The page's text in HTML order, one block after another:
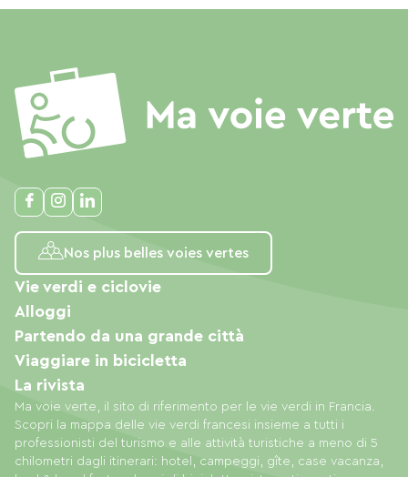
Nos plus belles voies vertes
Ma voie verte, il sito di riferimento per le vie verdi in Francia.
Scopri la mappa delle vie verdi francesi insieme a tutti i
professionisti del turismo e alle attività turistiche a meno di 5
chilometri dagli itinerari: hotel, campeggi, gîte, case vacanza,
Vie verdi e ciclovie
Alloggi
Partendo da una grande città
Viaggiare in bicicletta
La rivista